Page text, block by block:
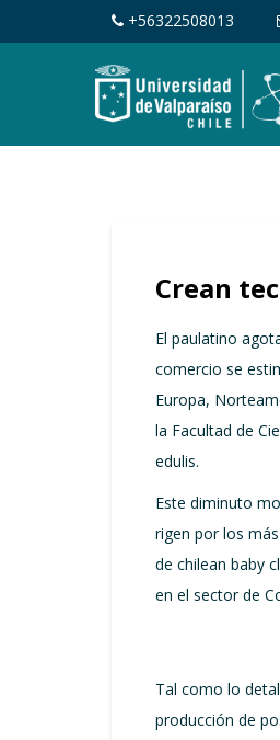
+56322508013
Crean
El paulatino
comercio se
Europa,
la Facultad de
edulis.
Este diminuto
rigen por los
de chilean baby
en el sector de
Tal como lo
producción de